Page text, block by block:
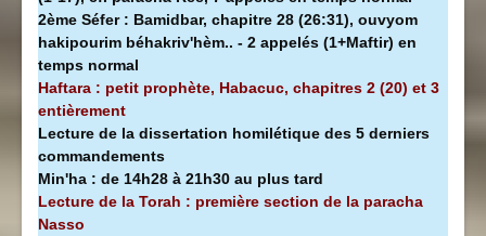
2ème Séfer : Bamidbar, chapitre 28 (26:31), ouvyom
hakipourim béhakriv'hèm.. - 2 appelés (1+Maftir) en
temps normal
Haftara : petit prophète, Habacuc, chapitres 2 (20) et 3
entièrement
Lecture de la dissertation homilétique des 5 derniers
commandements
Min'ha : de 14h28 à 21h30 au plus tard
Lecture de la Torah : première section de la paracha
Nasso